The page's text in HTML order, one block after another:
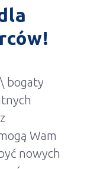
bogaty
Wam
nowych